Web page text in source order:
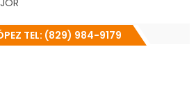
TEL: (829) 984-9179